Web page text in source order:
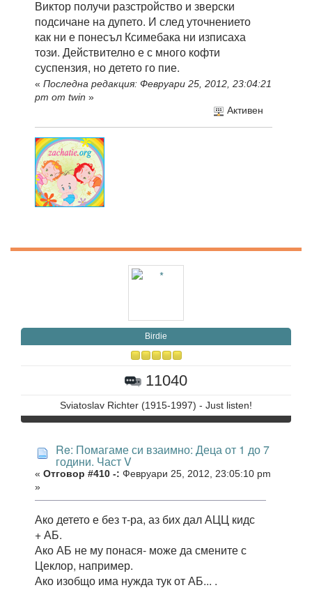
Виктор получи разстройство и зверски
подсичане на дупето. И след уточнението
как ни е понесъл Ксимебака ни изписаха
този. Действително е с много кофти
суспензия, но детето го пие.
« Последна редакция: Февруари 25, 2012, 23:04:21
pm от twin »
Активен
Birdie
11040
Sviatoslav Richter (1915-1997) - Just listen!
Re: Помагаме си взаимно: Деца от 1 до 7
години. Част V
« Отговор #410 -: Февруари 25, 2012, 23:05:10 pm
»
Ако детето е без т-ра, аз бих дал АЦЦ кидс
+ АБ.
Ако АБ не му понася- може да смените с
Цеклор, например.
Ако изобщо има нужда тук от АБ... .